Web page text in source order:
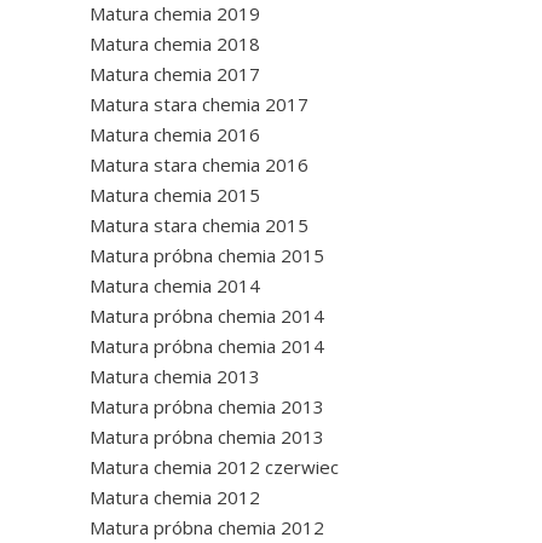
Matura chemia 2019
Matura chemia 2018
Matura chemia 2017
Matura stara chemia 2017
Matura chemia 2016
Matura stara chemia 2016
Matura chemia 2015
Matura stara chemia 2015
Matura próbna chemia 2015
Matura chemia 2014
Matura próbna chemia 2014
Matura próbna chemia 2014
Matura chemia 2013
Matura próbna chemia 2013
Matura próbna chemia 2013
Matura chemia 2012 czerwiec
Matura chemia 2012
Matura próbna chemia 2012